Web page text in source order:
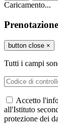
Caricamento...
Prenotazione
button close ×
Tutti i campi
Accetto
all'Istituto
protezione dei